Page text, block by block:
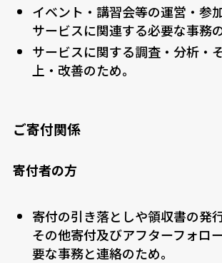
イベント・講習会等の運営・参
サービスに関連する必要な事務
サービスに関する調査・分析・
上・改善のため。
ご寄付関係
寄付者の方
寄付の引き落としや領収書の発
その他寄付及びアフターフォロ
要な事務と連絡のため。